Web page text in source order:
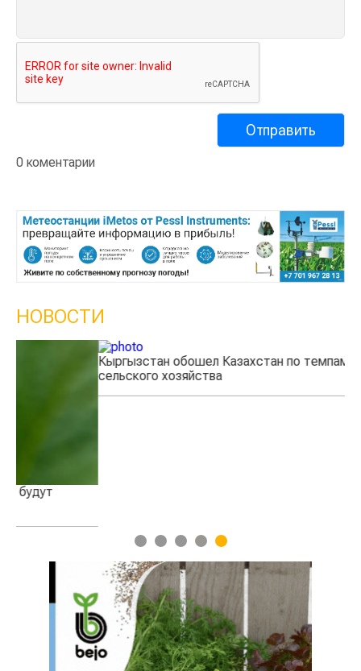
0 коментарии
НОВОСТИ
Кыргызстан обошел Казахстан по темпам роста
сельского хозяйства
1 2 3 4 5